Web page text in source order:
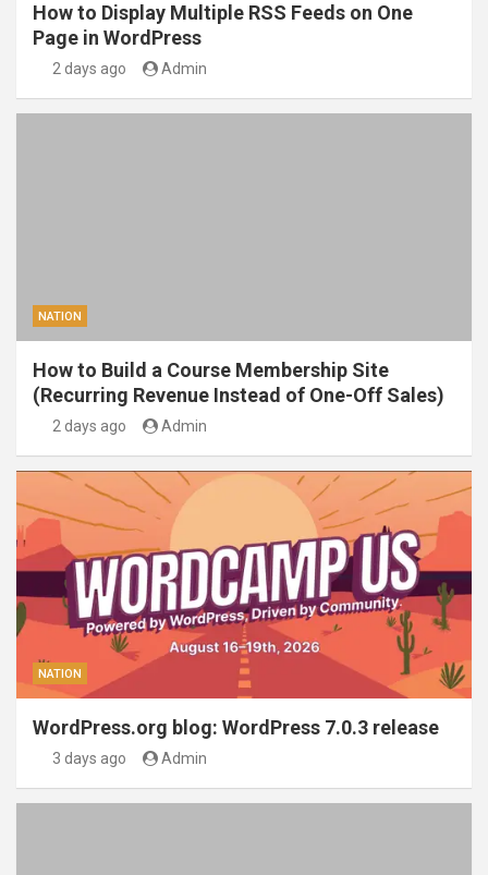
How to Display Multiple RSS Feeds on One
Page in WordPress
2 days ago Admin
NATION
How to Build a Course Membership Site
(Recurring Revenue Instead of One-Off Sales)
2 days ago Admin
NATION
WordPress.org blog: WordPress 7.0.3 release
3 days ago Admin